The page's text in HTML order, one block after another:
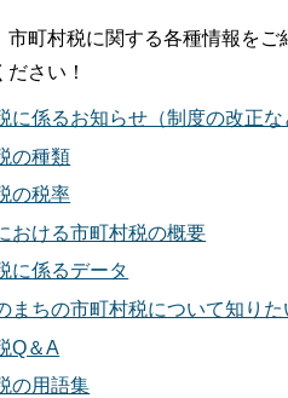
市町村税に関する各種情報をご
さい！
に係るお知らせ（制度の改正な
の種類
の税率
おける市町村税の概要
に係るデータ
まちの市町村税について知りた
Q＆A
の用語集